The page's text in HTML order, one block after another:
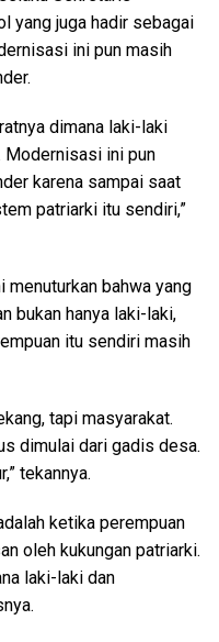
yang juga hadir sebagai
ini pun masih
dimana laki-laki
Modernisasi ini pun
karena sampai saat
patriarki itu sendiri,”
menuturkan bahwa yang
bukan hanya laki-laki,
itu sendiri masih
tapi masyarakat.
dimulai dari gadis desa.
tekannya.
ketika perempuan
oleh kukungan patriarki.
laki-laki dan